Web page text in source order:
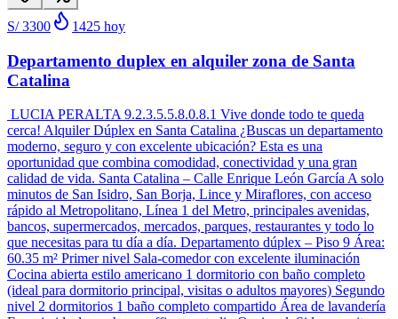
S/ 3300 1425 hoy
Departamento duplex en alquiler zona de Santa
Catalina
LUCIA PERALTA 9.2.3.5.5.8.0.8.1 Vive donde todo te queda
cerca! Alquiler Dúplex en Santa Catalina ¿Buscas un departamento
moderno, seguro y con excelente ubicación? Esta es una
oportunidad que combina comodidad, conectividad y una gran
calidad de vida. Santa Catalina – Calle Enrique León García A solo
minutos de San Isidro, San Borja, Lince y Miraflores, con acceso
rápido al Metropolitano, Línea 1 del Metro, principales avenidas,
bancos, supermercados, mercados, parques, restaurantes y todo lo
que necesitas para tu día a día. Departamento dúplex – Piso 9 Área:
60.35 m² Primer nivel Sala-comedor con excelente iluminación
Cocina abierta estilo americano 1 dormitorio con baño completo
(ideal para dormitorio principal, visitas o adultos mayores) Segundo
nivel 2 dormitorios 1 baño completo compartido Área de lavandería